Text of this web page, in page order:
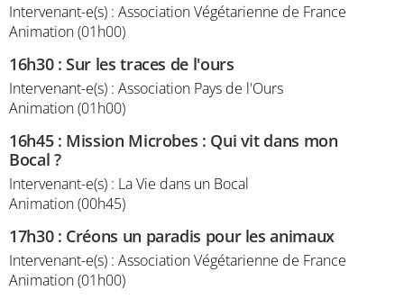
Intervenant-e(s) : Association Végétarienne de France
Animation (01h00)
16h30:Sur les traces de l'ours
Intervenant-e(s) : Association Pays de l'Ours
Animation (01h00)
16h45: Mission Microbes : Qui vit dans mon
Bocal ?
Intervenant-e(s) : La Vie dans un Bocal
Animation (00h45)
17h30: Créons un paradis pour les animaux
Intervenant-e(s) : Association Végétarienne de France
Animation (01h00)